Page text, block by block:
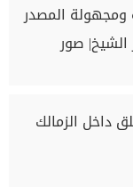
ومجهولة المصدر
صور
داخل الزمالك